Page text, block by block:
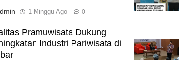
1 Minggu Ago 0
Pramuwisata Dukung
Industri Pariwisata di